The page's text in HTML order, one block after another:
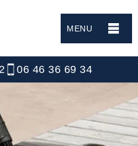
MENU
06 46 36 69 34